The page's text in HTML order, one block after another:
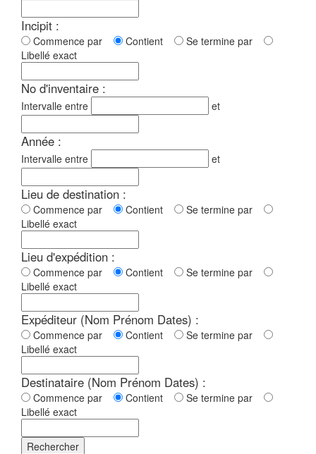
Incipit :
Commence par Contient
Se termine par
Libellé exact
No d'inventaire :
Intervalle entre et
Année :
Intervalle entre et
Lieu de destination :
Commence par Contient
Se termine par
Libellé exact
Lieu d'expédition :
Commence par Contient
Se termine par
Libellé exact
Expéditeur (Nom Prénom Dates) :
Commence par Contient
Se termine par
Libellé exact
Destinataire (Nom Prénom Dates) :
Commence par Contient
Se termine par
Libellé exact
Rechercher